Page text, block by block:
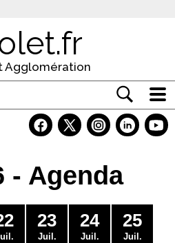
Agglomération
- Agenda
23
Juil.
24
Juil.
25
Juil.